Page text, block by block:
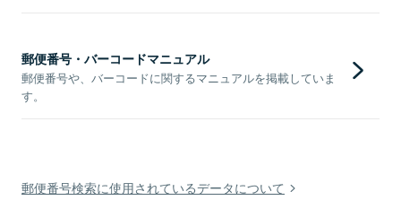
郵便番号・バーコードマニュアル
郵便番号や、バーコードに関するマニュアルを掲載していま
す。
郵便番号検索に使用されているデータについて